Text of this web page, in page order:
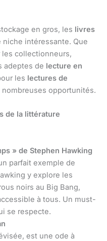
en gros, les livres
intéressante. Que
les collectionneurs,
adeptes de lecture en
les lectures de
opportunités.
de la littérature
» de Stephen Hawking
parfait exemple de
y explore les
noirs au Big Bang,
à tous. Un must-
se respecte.
est une ode à